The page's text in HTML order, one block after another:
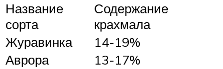
Название
сорта
Содержание
крахмала
Журавинка
14-19%
Аврора
13-17%